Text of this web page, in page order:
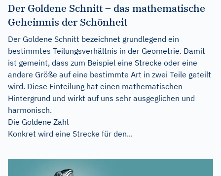
Der Goldene Schnitt – das mathematische
Geheimnis der Schönheit
Der Goldene Schnitt bezeichnet grundlegend ein
bestimmtes Teilungsverhältnis in der Geometrie. Damit
ist gemeint, dass zum Beispiel eine Strecke oder eine
andere Größe auf eine bestimmte Art in zwei Teile geteilt
wird. Diese Einteilung hat einen mathematischen
Hintergrund und wirkt auf uns sehr ausgeglichen und
harmonisch.
Die Goldene Zahl
Konkret wird eine Strecke für den...